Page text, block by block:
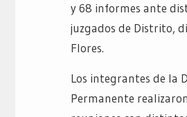
y 68 informes ante
juzgados de Distrito,
Flores.
Los integrantes de la
Permanente